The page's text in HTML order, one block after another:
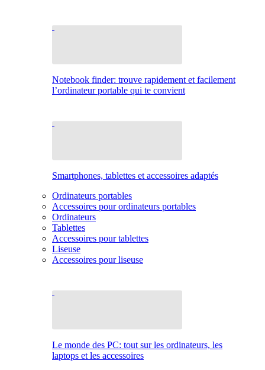
Notebook finder: trouve rapidement et facilement
l’ordinateur portable qui te convient
Smartphones, tablettes et accessoires adaptés
Ordinateurs portables
Accessoires pour ordinateurs portables
Ordinateurs
Tablettes
Accessoires pour tablettes
Liseuse
Accessoires pour liseuse
Le monde des PC: tout sur les ordinateurs, les
laptops et les accessoires